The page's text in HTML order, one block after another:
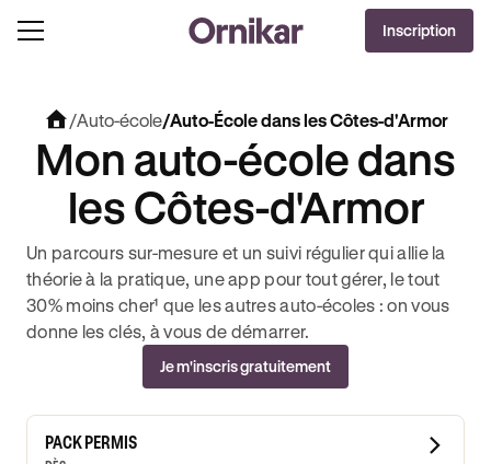
Inscription
/Auto-école/Auto-École dans les Côtes-d'Armor
Mon auto-école dans
les Côtes-d'Armor
Un parcours sur-mesure et un suivi régulier qui allie la
théorie à la pratique, une app pour tout gérer, le tout
30% moins cher¹ que les autres auto-écoles : on vous
donne les clés, à vous de démarrer.
Je m'inscris gratuitement
PACK PERMIS